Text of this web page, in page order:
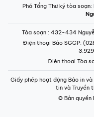
Phó Tổng Thư ký tòa soạn:
Tòa soạn : 432-434
Điện thoại Báo SGGP:
Điện thoại Tòa
Giấy phép hoạt động Báo in
tin và Truyền
© Bản quyền